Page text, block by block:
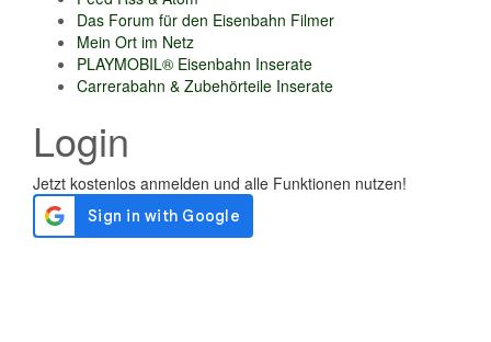
Das Forum für den Eisenbahn Filmer
Mein Ort im Netz
PLAYMOBIL® Eisenbahn Inserate
Carrerabahn & Zubehörteile Inserate
Login